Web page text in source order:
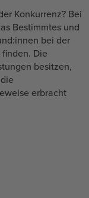
Konkurrenz? Bei
Bestimmtes und
bei der
Die
besitzen,
erbracht